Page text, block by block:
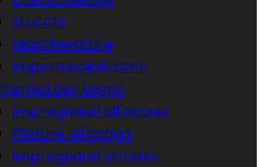
Stucchi
Mascherature
Impermeabilizzanti
Vernici per Legno
Impregnanti all'acqua
Finiture all'acqua
Impregnanti sintetici